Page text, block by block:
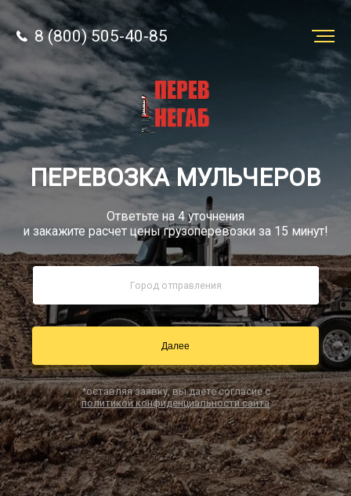
8 (800) 505-40-85
Звонок по РФ бесплатно
sale@simtruck-negabarit.ru
Заказать звонок
Заказать
перевозку
Грузы
8 (800) 505-40-85
ПЕРЕВОЗКА МУЛЬЧЕРОВ
Ответьте на 4 уточнения
и закажите расчет цены грузоперевозки за 15 минут!
Далее
*оставляя заявку, вы даете согласие с
политикой конфиденциальности сайта